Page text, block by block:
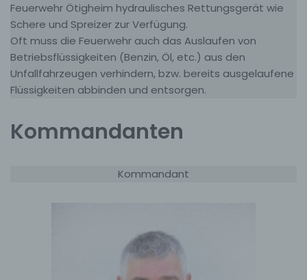
Feuerwehr Ötigheim hydraulisches Rettungsgerät wie
Schere und Spreizer zur Verfügung.
Oft muss die Feuerwehr auch das Auslaufen von
Betriebsflüssigkeiten (Benzin, Öl, etc.) aus den
Unfallfahrzeugen verhindern, bzw. bereits ausgelaufene
Flüssigkeiten abbinden und entsorgen.
Kommandanten
Kommandant